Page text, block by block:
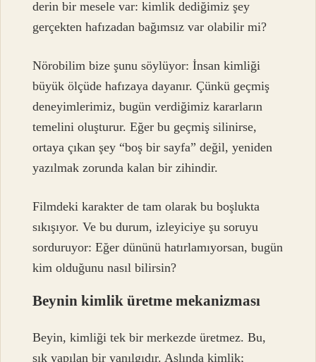
derin bir mesele var: kimlik dediğimiz şey
gerçekten hafızadan bağımsız var olabilir mi?
Nörobilim bize şunu söylüyor: İnsan kimliği
büyük ölçüde hafızaya dayanır. Çünkü geçmiş
deneyimlerimiz, bugün verdiğimiz kararların
temelini oluşturur. Eğer bu geçmiş silinirse,
ortaya çıkan şey “boş bir sayfa” değil, yeniden
yazılmak zorunda kalan bir zihindir.
Filmdeki karakter de tam olarak bu boşlukta
sıkışıyor. Ve bu durum, izleyiciye şu soruyu
sorduruyor: Eğer dününü hatırlamıyorsan, bugün
kim olduğunu nasıl bilirsin?
Beynin kimlik üretme mekanizması
Beyin, kimliği tek bir merkezde üretmez. Bu,
sık yapılan bir yanılgıdır. Aslında kimlik;